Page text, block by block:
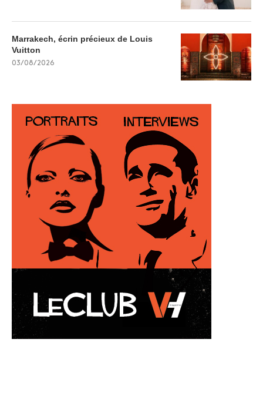
Marrakech, écrin précieux de Louis
Vuitton
03/08/2026